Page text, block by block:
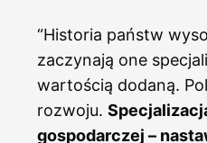
“Historia państw
zaczynają one
wartością dodaną.
rozwoju.
gospodarczej –